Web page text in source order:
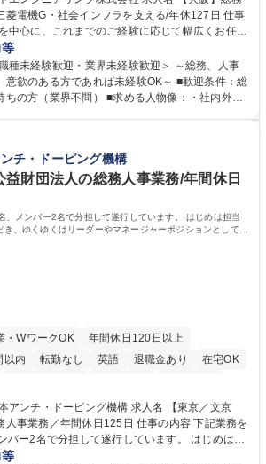
電機G・社会インフラを支える/年休127日 仕事
中心に、これまでのご経験に応じて幅広くお任せ
ど）
厚生運用 など ※基本的には事務所勤務ですが、
により、関西圏以外への日帰り・宿泊を伴う国内
業務を持ちつつ、お互いに助け合いながら、総
種未経験歓迎・業界未経験歓迎＞ ～総務、人事
意欲のある方であれば未経験OK～ ■歓迎条件：総
問） ■求める人物像：・社内外の
チ・ドーピング機構
益財団法人の総務人事業務/年間休日
、メンバー2名で分担して遂行しています。 はじめは担当
、ゆくゆくはリーダーやマネージャーポジションとして活
す。
・WワークOK
年間休日120日以上
以内
転勤なし 英語 退職金あり
在宅OK
ーピング機構 求人名 【東京／文京
年間休日125日 仕事の内容 下記業務を
バー2名で分担して遂行しています。 はじめは担
ただき、ゆくゆくはリーダーやマネージャーポ